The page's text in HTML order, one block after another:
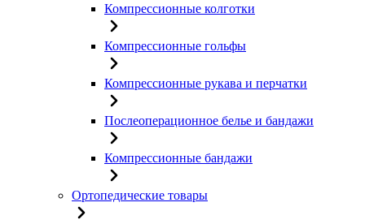
Компрессионные колготки
Компрессионные гольфы
Компрессионные рукава и перчатки
Послеоперационное белье и бандажи
Компрессионные бандажи
Ортопедические товары